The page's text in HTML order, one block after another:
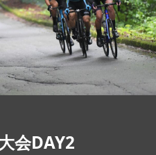
リー
とは
会DAY2